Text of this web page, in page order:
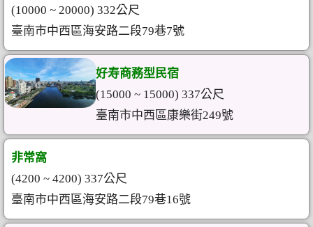
(10000 ~ 20000) 332公尺
臺南市中西區海安路二段79巷7號
好寿商務型民宿
(15000 ~ 15000) 337公尺
臺南市中西區康樂街249號
非常窩
(4200 ~ 4200) 337公尺
臺南市中西區海安路二段79巷16號